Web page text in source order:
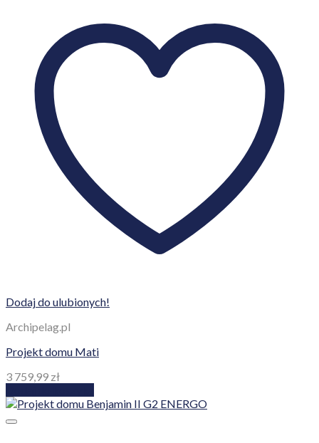
Dodaj do ulubionych!
Archipelag.pl
Projekt domu Mati
3 759,99 zł